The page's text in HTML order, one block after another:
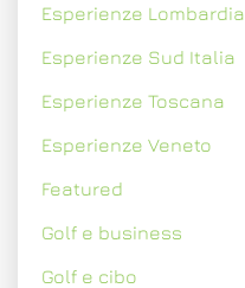
Esperienze Lombardia
Esperienze Sud Italia
Esperienze Toscana
Esperienze Veneto
Featured
Golf e business
Golf e cibo